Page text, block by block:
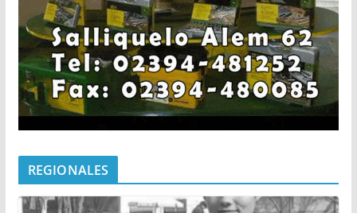
REGIONALES